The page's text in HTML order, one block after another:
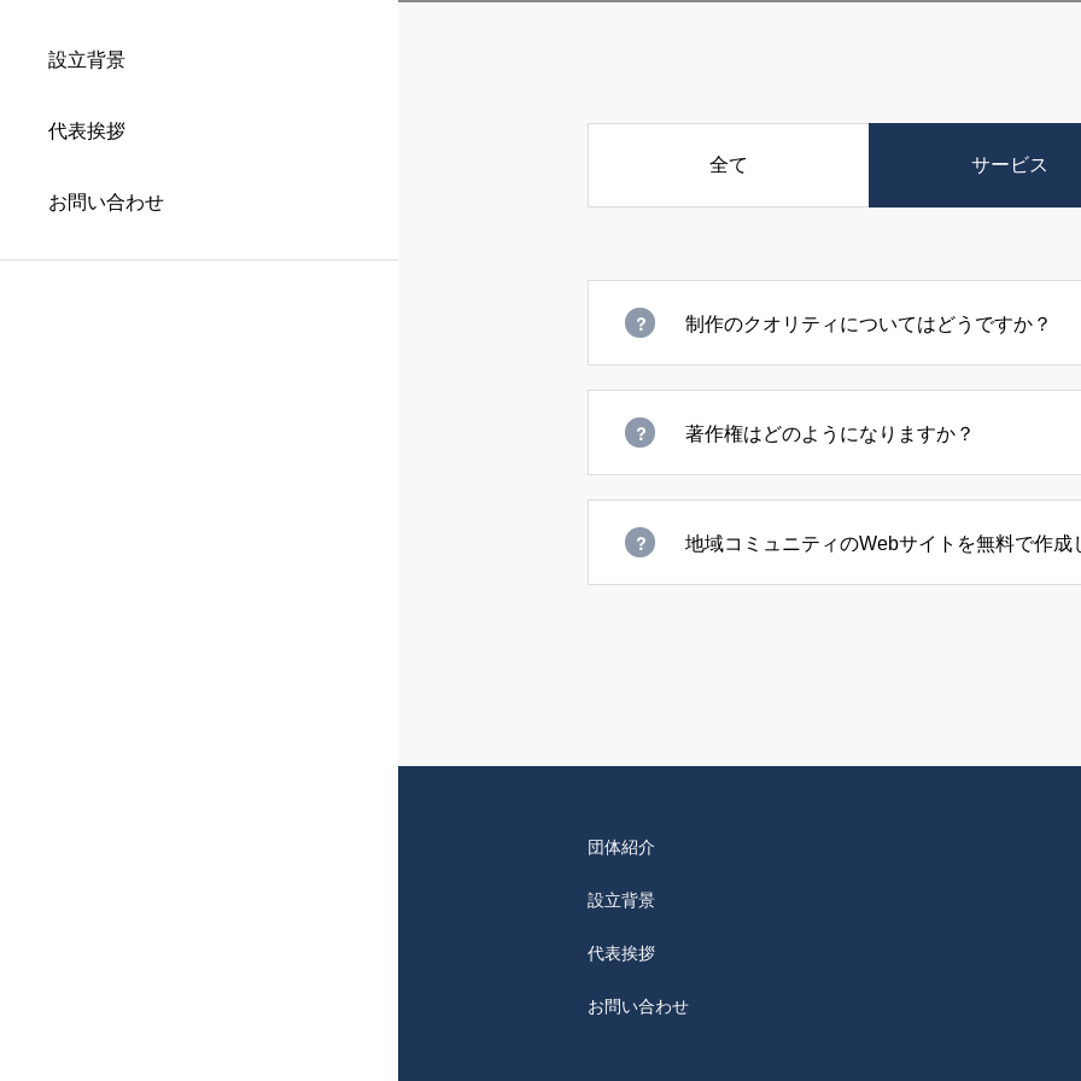
設立背景
代表挨拶
お問い合わせ
全て サービス
制作のクオリティについてはどうですか？
著作権はどのようになりますか？
地域コミュニティのWebサイトを無料で作成
団体紹介
設立背景
代表挨拶
お問い合わせ